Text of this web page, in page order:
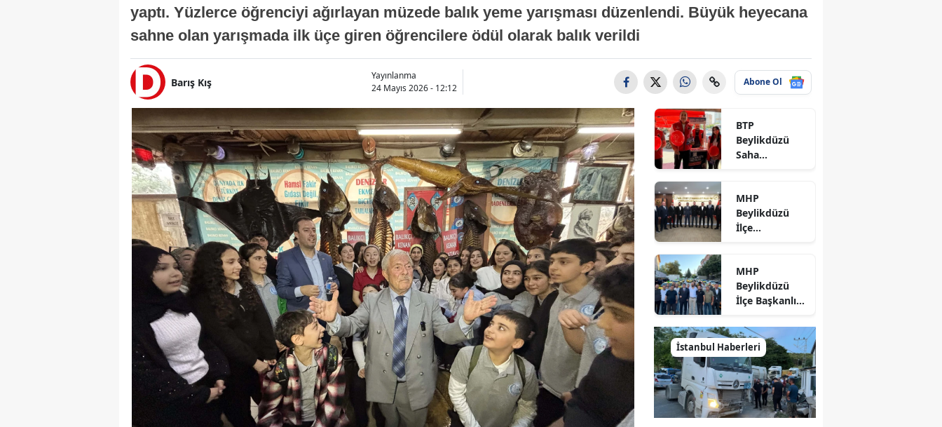
yaptı. Yüzlerce öğrenciyi ağırlayan müzede balık yeme yarışması düzenlendi. Büyük heyecana
sahne olan yarışmada ilk üçe giren öğrencilere ödül olarak balık verildi
Barış Kış
Yayınlanma
24 Mayıs 2026 - 12:12
Abone Ol
BTP
Beylikdüzü
Saha
MHP
Beylikdüzü
İlçe
Başkanlarına
Yeni
Görevlendirm
MHP
Beylikdüzü
İlçe Başkanlığı
taksici
esnafıyla
buluştu
İstanbul Haberleri